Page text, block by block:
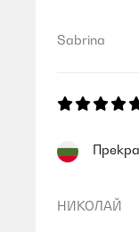
Sabrina
НИКОЛАЙ